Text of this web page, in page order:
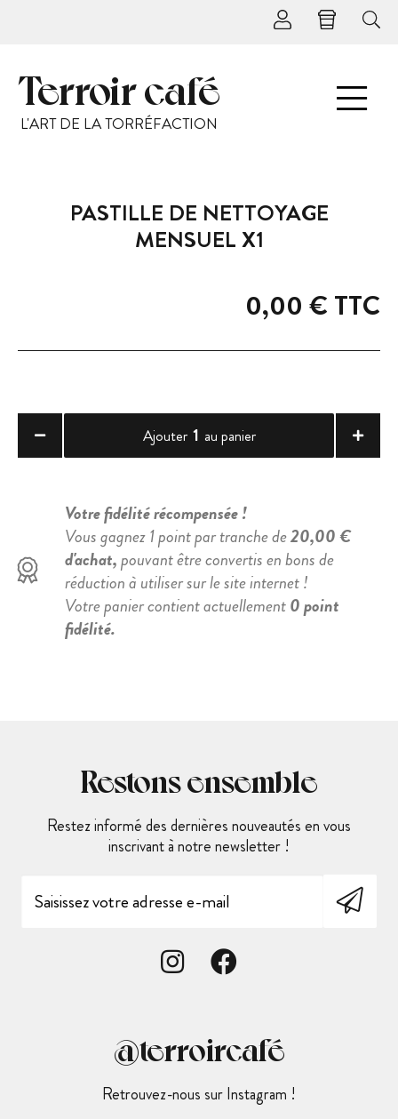
Terroir café
L'ART DE LA TORRÉFACTION
PASTILLE DE NETTOYAGE
MENSUEL X1
0,00 € TTC
Ajouter 1 au panier
Votre fidélité récompensée !
Vous gagnez 1 point par tranche de20,00 €
d'achat,pouvant être convertis en bons de
réduction à utiliser sur le site internet !
Votre panier contient actuellement0 point
fidélité.
Restons ensemble
Restez informé des dernières nouveautés en vous
inscrivant à notre newsletter !
@terroircafé
Retrouvez-nous sur Instagram !